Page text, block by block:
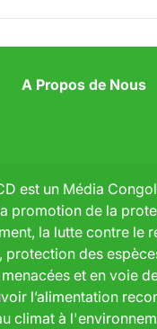
A Propos de Nous
est un Média
promotion de la
la lutte contre le
protection des
et en voie
l’alimentation
climat à